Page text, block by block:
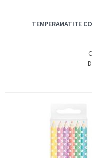
TEMPERAMATITE